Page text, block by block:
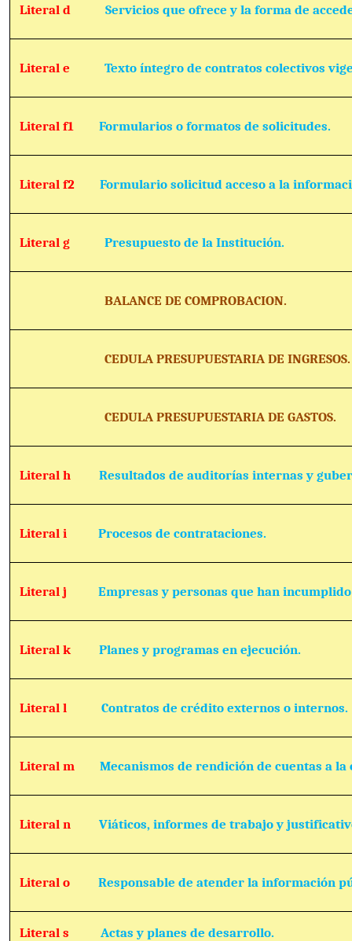
Literal dServicios que ofrece y la forma de
Literal eTexto íntegro de contratos colectivos
Literal f1Formularios o formatos de solicitudes.
Literal f2Formulario solicitud acceso a la
Literal gPresupuesto de la Institución.
BALANCE DE COMPROBACION.
CEDULA PRESUPUESTARIA DE INGRESOS.
CEDULA PRESUPUESTARIA DE GASTOS.
Literal hResultados de auditorías internas y
Literal iProcesos de contrataciones.
Literal jEmpresas y personas que han
Literal kPlanes y programas en ejecución.
Literal lContratos de crédito externos o internos.
Literal mMecanismos de rendición de cuentas a la
Literal nViáticos, informes de trabajo y
Literal oResponsable de atender la información
Literal s Actas y planes de desarrollo.